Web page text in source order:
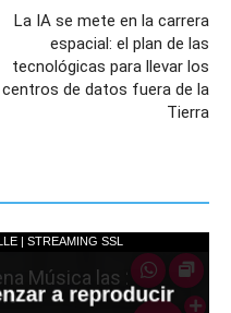
La IA se mete en la carrera
espacial: el plan de las
tecnológicas para llevar los
centros de datos fuera de la
Tierra